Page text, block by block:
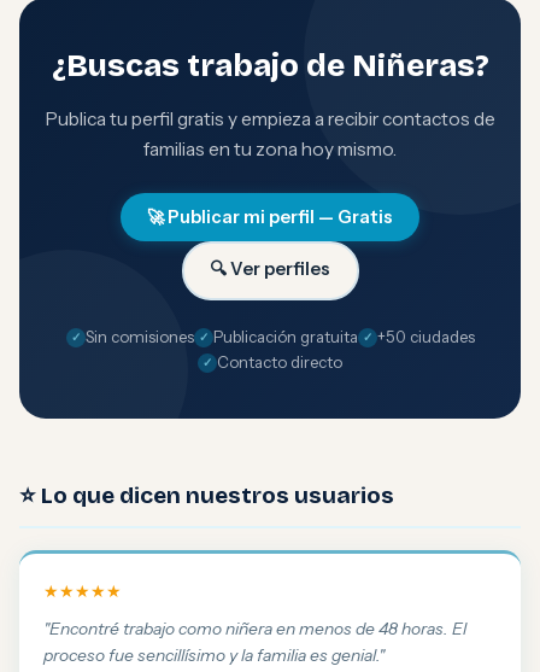
¿Buscas trabajo de Niñeras?
Publica tu perfil gratis y empieza a recibir contactos de
familias en tu zona hoy mismo.
🚀 Publicar mi perfil — Gratis
🔍 Ver perfiles
Sin comisiones Publicación gratuita
+50 ciudades
Contacto directo
⭐ Lo que dicen nuestros usuarios
★★★★★
"Encontré trabajo como niñera en menos de 48 horas. El
proceso fue sencillísimo y la familia es genial."